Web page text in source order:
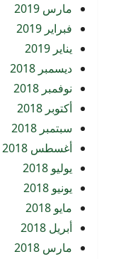
مارس 2019
فبراير 2019
يناير 2019
ديسمبر 2018
نوفمبر 2018
أكتوبر 2018
سبتمبر 2018
أغسطس 2018
يوليو 2018
يونيو 2018
مايو 2018
أبريل 2018
مارس 2018